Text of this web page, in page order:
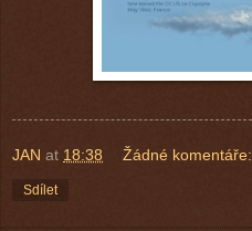
JAN at 18:38 Žádné komentáře:
Sdílet